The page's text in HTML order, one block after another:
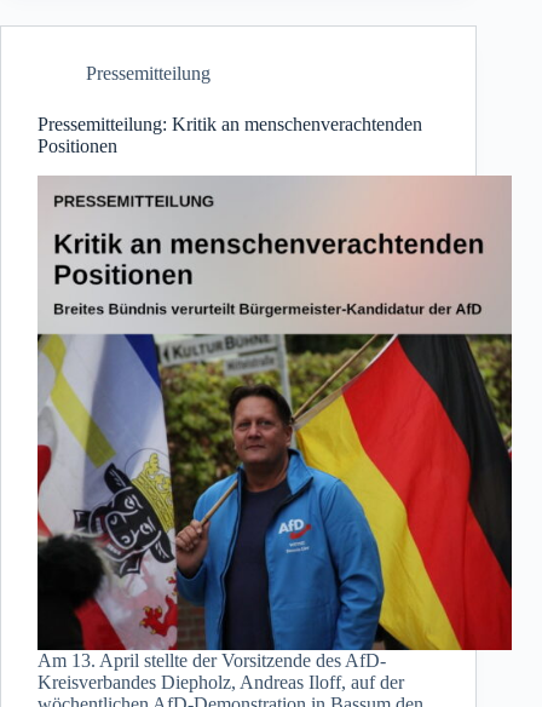
Pressemitteilung
Pressemitteilung: Kritik an menschenverachtenden
Positionen
Am 13. April stellte der Vorsitzende des AfD-
Kreisverbandes Diepholz, Andreas Iloff, auf der